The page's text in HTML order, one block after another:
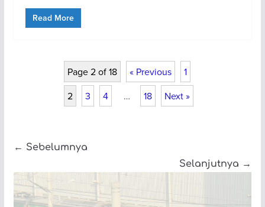
Read More
Page 2 of 18 « Previous
1
2
3 4 … 18 Next »
← Sebelumnya
Selanjutnya →